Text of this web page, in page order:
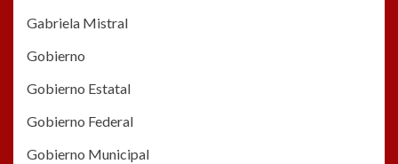
Gabriela Mistral
Gobierno
Gobierno Estatal
Gobierno Federal
Gobierno Municipal